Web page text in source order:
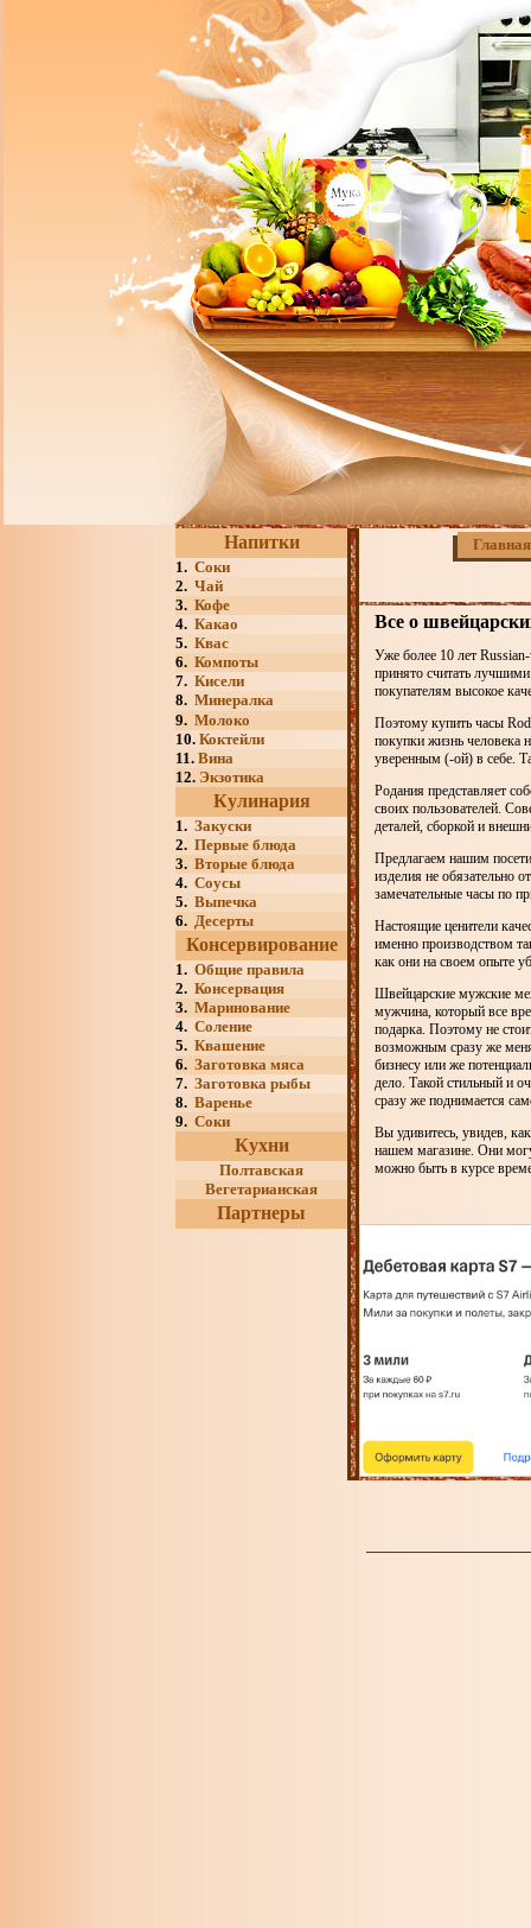
Напитки
1. Соки
2. Чай
3. Кофе
4. Какао
5. Квас
6. Компоты
7. Кисели
8. Минералка
9. Молоко
10. Коктейли
11. Вина
12. Экзотика
Кулинария
1. Закуски
2. Первые блюда
3. Вторые блюда
4. Соусы
5. Выпечка
6. Десерты
Консервирование
1. Общие правила
2. Консервация
3. Маринование
4. Соление
5. Квашение
6. Заготовка мяса
7. Заготовка рыбы
8. Варенье
9. Соки
Кухни
Полтавская
Вегетарианская
Партнеры
Главная
Все о
Уже более 10 лет
принято считать
покупателям высокое
Поэтому купить часы
покупки жизнь человека
уверенным (-ой) в себе.
Родания представляет
своих пользователей.
деталей, сборкой и
Предлагаем нашим
изделия не обязательно
замечательные часы по
Настоящие ценители
именно производством
как они на своем опыте
Швейцарские мужские
мужчина, который все
подарка. Поэтому не
возможным сразу же
бизнесу или же
дело. Такой стильный и
сразу же поднимается
Вы удивитесь, увидев,
нашем магазине. Они
можно быть в курсе